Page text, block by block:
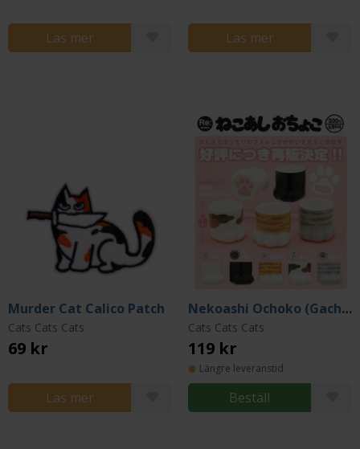
Läs mer Läs mer
Murder Cat Calico Patch
Cats Cats Cats
69 kr
Läs mer
Nekoashi Ochoko (Gacha)
Cats Cats Cats
119 kr
Längre leveranstid
Beställ